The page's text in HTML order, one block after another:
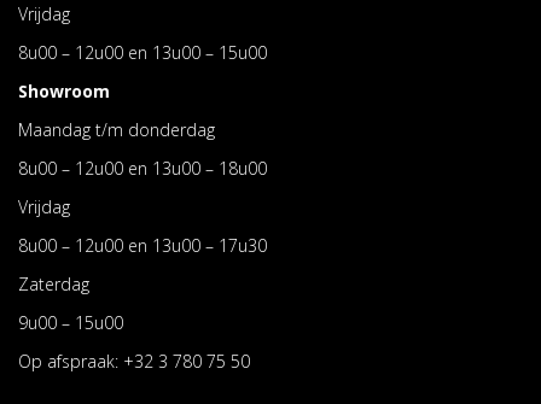
Vrijdag
8u00 – 12u00 en 13u00 – 15u00
Showroom
Maandag t/m donderdag
8u00 – 12u00 en 13u00 – 18u00
Vrijdag
8u00 – 12u00 en 13u00 – 17u30
Zaterdag
9u00 – 15u00
Op afspraak: +32 3 780 75 50